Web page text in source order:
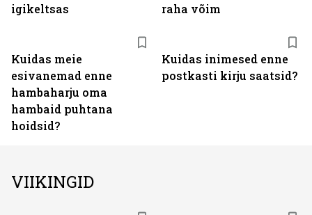
igikeltsas
raha võim
Kuidas meie
esivanemad enne
hambaharju oma
hambaid puhtana
hoidsid?
Kuidas inimesed enne
postkasti kirju saatsid?
VIIKINGID